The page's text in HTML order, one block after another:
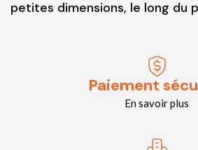
petites dimensions, le long du
Paiement
En savoir plus